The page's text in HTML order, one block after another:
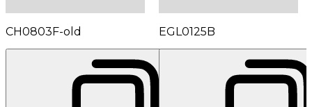
CH0803F-old EGL0125B